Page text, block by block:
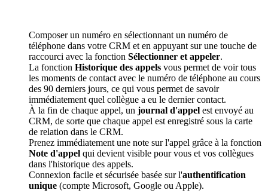
Composer un numéro en sélectionnant un numéro de
téléphone dans votre CRM et en appuyant sur une touche de
raccourci avec la fonction Sélectionner et appeler.
La fonction Historique des appels vous permet de voir tous
les moments de contact avec le numéro de téléphone au cours
des 90 derniers jours, ce qui vous permet de savoir
immédiatement quel collègue a eu le dernier contact.
À la fin de chaque appel, un journal d'appel est envoyé au
CRM, de sorte que chaque appel est enregistré sous la carte
de relation dans le CRM.
Prenez immédiatement une note sur l'appel grâce à la fonction
Note d'appel qui devient visible pour vous et vos collègues
dans l'historique des appels.
Connexion facile et sécurisée basée sur l'authentification
unique (compte Microsoft, Google ou Apple).